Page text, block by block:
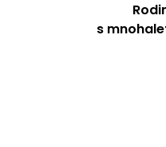
s